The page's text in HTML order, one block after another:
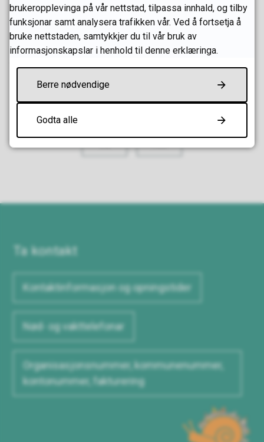
Publisert 29.05.2026 13.34
Sist endra 13.07.2026 08.13
Abonner på RSS
Skriv utDel på Facebook
Del på Twitter
Ta kontakt
Kontaktinformasjon og opningstider
Nød- og vakttelefonar
Organisasjonsnummer, kommunenummer,
kontonummer, fakturering
brukeropplevinga på vår nettstad, tilpassa innhald, og tilby
funksjonar samt analysera trafikken vår. Ved å fortsetja å
bruke nettstaden, samtykkjer du til vår bruk av
informasjonskapslar i henhold til denne erklæringa.
Berre nødvendige
Godta alle